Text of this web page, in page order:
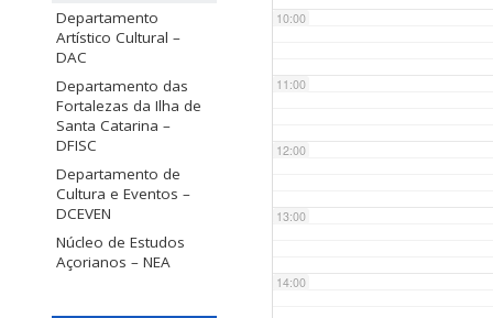
Departamento
Artístico Cultural –
DAC
Departamento das
Fortalezas da Ilha de
Santa Catarina –
DFISC
Departamento de
Cultura e Eventos –
DCEVEN
Núcleo de Estudos
Açorianos – NEA
10:00
11:00
12:00
13:00
14:00